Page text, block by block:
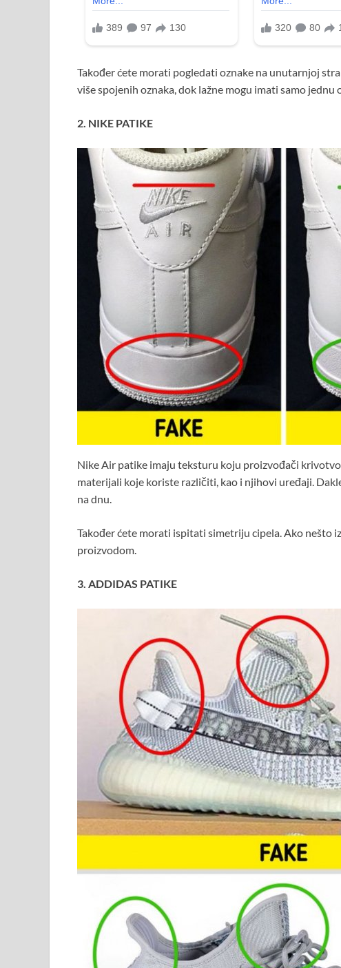
Također ćete morati pogledati oznake na unutarnjoj
više spojenih oznaka, dok lažne mogu imati samo jednu
2. NIKE PATIKE
Nike Air patike imaju teksturu koju proizvođači
materijali koje koriste različiti, kao i njihovi uređaji.
na dnu.
Također ćete morati ispitati simetriju cipela. Ako nešto
proizvodom.
3. ADDIDAS PATIKE